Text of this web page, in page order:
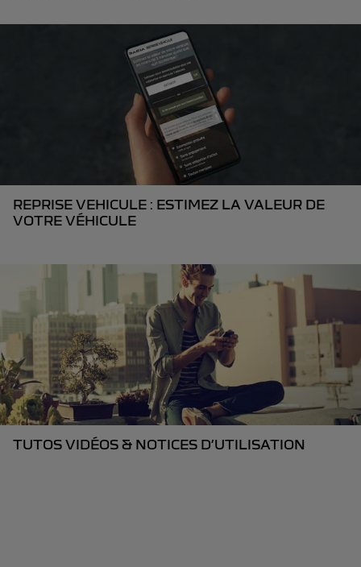
REPRISE VEHICULE : ESTIMEZ LA VALEUR DE
VOTRE VÉHICULE
TUTOS VIDÉOS & NOTICES D’UTILISATION